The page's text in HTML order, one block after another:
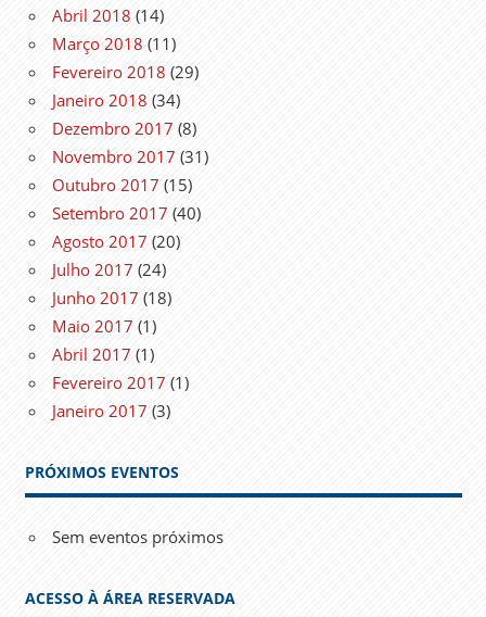
Abril 2018 (14)
Março 2018 (11)
Fevereiro 2018 (29)
Janeiro 2018 (34)
Dezembro 2017 (8)
Novembro 2017 (31)
Outubro 2017 (15)
Setembro 2017 (40)
Agosto 2017 (20)
Julho 2017 (24)
Junho 2017 (18)
Maio 2017 (1)
Abril 2017 (1)
Fevereiro 2017 (1)
Janeiro 2017 (3)
PRÓXIMOS EVENTOS
Sem eventos próximos
ACESSO À ÁREA RESERVADA